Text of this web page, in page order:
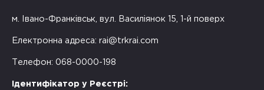
м. Івано-Франківськ, вул. Василіянок 15, 1-й поверх
Електронна адреса: rai@trkrai.com
Телефон: 068-0000-198
Ідентифікатор у Реєстрі: